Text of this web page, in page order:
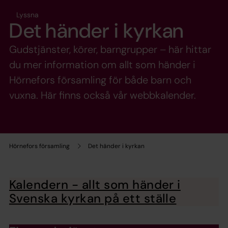
Hörnefors församling Det händer i kyrkan
Lyssna
Det händer i kyrkan
Gudstjänster, körer, barngrupper – här hittar
du mer information om allt som händer i
Hörnefors församling för både barn och
vuxna. Här finns också vår webbkalender.
Kalendern - allt som händer i
Svenska kyrkan på ett ställe